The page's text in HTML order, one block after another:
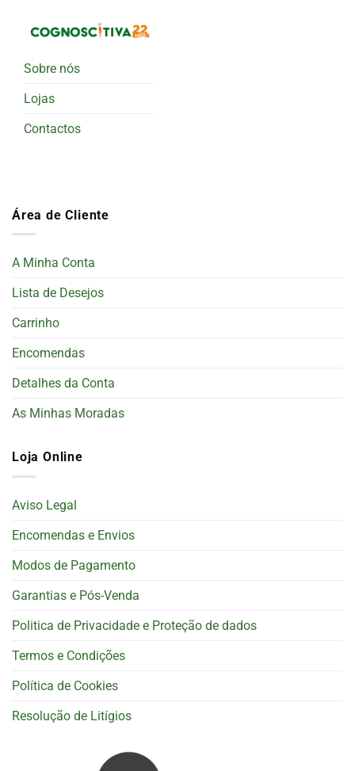
Sobre nós
Lojas
Contactos
Área de Cliente
A Minha Conta
Lista de Desejos
Carrinho
Encomendas
Detalhes da Conta
As Minhas Moradas
Loja Online
Aviso Legal
Encomendas e Envios
Modos de Pagamento
Garantias e Pós-Venda
Politica de Privacidade e Proteção de dados
Termos e Condições
Política de Cookies
Resolução de Litígios